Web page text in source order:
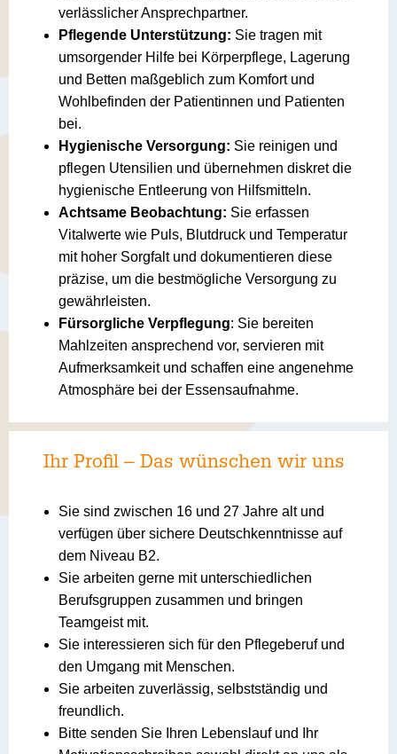
verlässlicher Ansprechpartner.
Pflegende Unterstützung: Sie tragen mit
umsorgender Hilfe bei Körperpflege, Lagerung
und Betten maßgeblich zum Komfort und
Wohlbefinden der Patientinnen und Patienten
bei.
Hygienische Versorgung: Sie reinigen und
pflegen Utensilien und übernehmen diskret die
hygienische Entleerung von Hilfsmitteln.
Achtsame Beobachtung: Sie erfassen
Vitalwerte wie Puls, Blutdruck und Temperatur
mit hoher Sorgfalt und dokumentieren diese
präzise, um die bestmögliche Versorgung zu
gewährleisten.
Fürsorgliche Verpflegung: Sie bereiten
Mahlzeiten ansprechend vor, servieren mit
Aufmerksamkeit und schaffen eine angenehme
Atmosphäre bei der Essensaufnahme.
Ihr Profil – Das wünschen wir uns
Sie sind zwischen 16 und 27 Jahre alt und
verfügen über sichere Deutschkenntnisse auf
dem Niveau B2.
Sie arbeiten gerne mit unterschiedlichen
Berufsgruppen zusammen und bringen
Teamgeist mit.
Sie interessieren sich für den Pflegeberuf und
den Umgang mit Menschen.
Sie arbeiten zuverlässig, selbstständig und
freundlich.
Bitte senden Sie Ihren Lebenslauf und Ihr